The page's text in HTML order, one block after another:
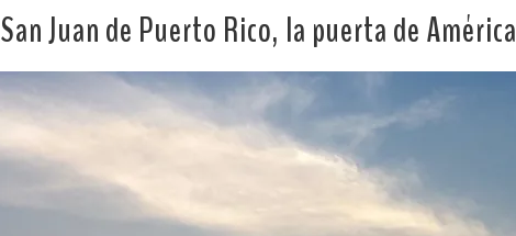
San Juan de Puerto Rico, la puerta de América